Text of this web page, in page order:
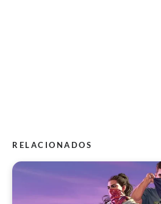
RELACIONADOS